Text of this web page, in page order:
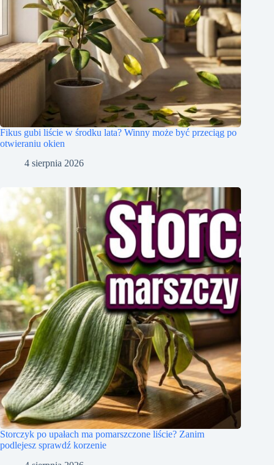
Fikus gubi liście w środku lata? Winny może być przeciąg po
otwieraniu okien
4 sierpnia 2026
Storczyk po upałach ma pomarszczone liście? Zanim
podlejesz sprawdź korzenie